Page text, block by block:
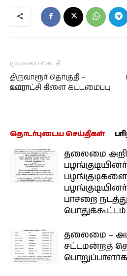
முந்தைய செய்தி
திருவாரூர் தொகுதி –
ஊராட்சி கிளை கட்டமைப்பு
தொடர்புடைய செய்திகள்
தலைமை
பழங்குடியினர்
பாசறை
பொதுக்கூட்டம்
தலைமை –
சட்டமன்றத்